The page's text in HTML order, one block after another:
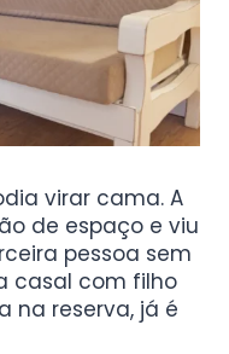
virar cama. A
de espaço e viu
pessoa sem
casal com filho
na reserva, já é